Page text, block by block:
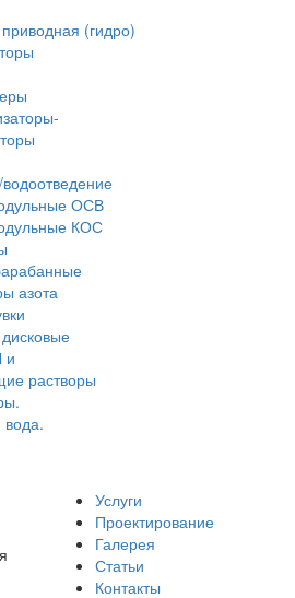
(гидро)
ОСВ
КОС
азота
и
растворы
вода.
Услуги
Проектирование
Галерея
Статьи
Контакты